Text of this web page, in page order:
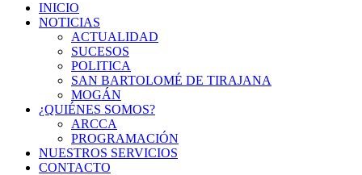
INICIO
NOTICIAS
ACTUALIDAD
SUCESOS
POLITICA
SAN BARTOLOMÉ DE TIRAJANA
MOGÁN
¿QUIÉNES SOMOS?
ARCCA
PROGRAMACIÓN
NUESTROS SERVICIOS
CONTACTO